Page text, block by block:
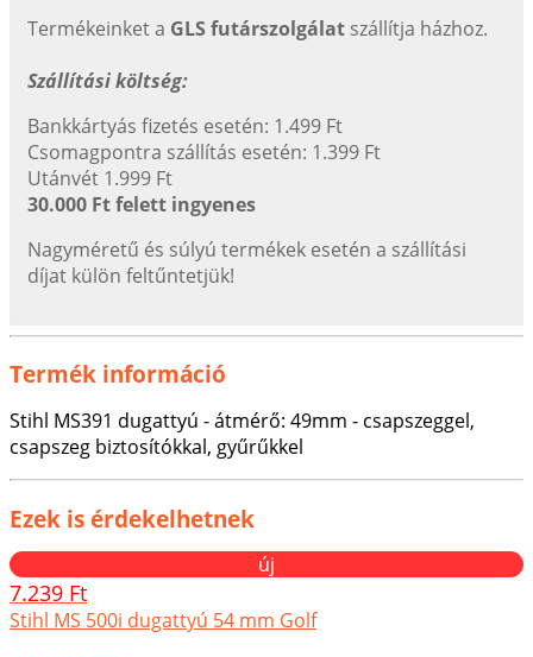
Termékeinket a GLS futárszolgálat szállítja házhoz.
Szállítási költség:
Bankkártyás fizetés esetén: 1.499 Ft
Csomagpontra szállítás esetén: 1.399 Ft
Utánvét 1.999 Ft
30.000 Ft felett ingyenes
Nagyméretű és súlyú termékek esetén a szállítási
díjat külön feltűntetjük!
Termék információ
Stihl MS391 dugattyú - átmérő: 49mm - csapszeggel,
csapszeg biztosítókkal, gyűrűkkel
Ezek is érdekelhetnek
új
7.239 Ft
Stihl MS 500i dugattyú 54 mm Golf